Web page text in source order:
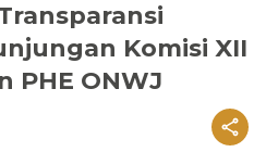
Komisi XII
PHE ONWJ